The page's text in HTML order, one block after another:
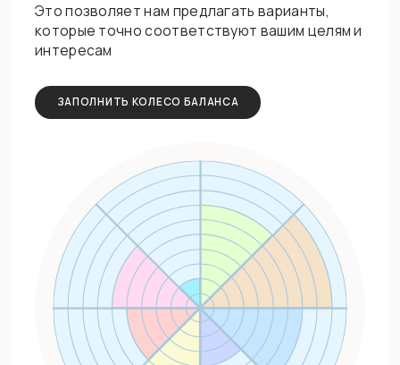
Это позволяет нам предлагать варианты,
которые точно соответствуют вашим целям и
интересам
ЗАПОЛНИТЬ КОЛЕСО БАЛАНСА